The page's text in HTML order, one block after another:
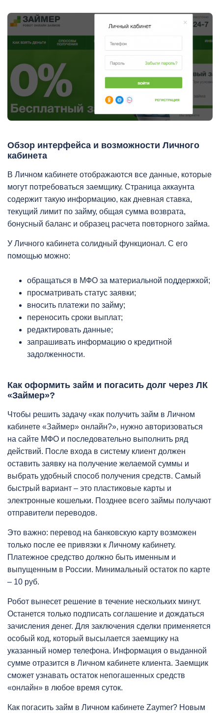
Обзор интерфейса и возможности Личного
кабинета
В Личном кабинете отображаются все данные, которые
могут потребоваться заемщику. Страница аккаунта
содержит такую информацию, как дневная ставка,
текущий лимит по займу, общая сумма возврата,
бонусный баланс и образец расчета повторного займа.
У Личного кабинета солидный функционал. С его
помощью можно:
обращаться в МФО за материальной поддержкой;
просматривать статус заявки;
вносить платежи по займу;
переносить сроки выплат;
редактировать данные;
запрашивать информацию о кредитной
задолженности.
Как оформить займ и погасить долг через ЛК
«Займер»?
Чтобы решить задачу «как получить займ в Личном
кабинете «Займер» онлайн?», нужно авторизоваться
на сайте МФО и последовательно выполнить ряд
действий. После входа в систему клиент должен
оставить заявку на получение желаемой суммы и
выбрать удобный способ получения средств. Самый
быстрый вариант – это пластиковые карты и
электронные кошельки. Позднее всего займы получают
отправители переводов.
Это важно: перевод на банковскую карту возможен
только после ее привязки к Личному кабинету.
Платежное средство должно быть именным и
выпущенным в России. Минимальный остаток по карте
– 10 руб.
Робот вынесет решение в течение нескольких минут.
Останется только подписать соглашение и дождаться
зачисления денег. Для заключения сделки применяется
особый код, который высылается заемщику на
указанный номер телефона. Информация о выданной
сумме отразится в Личном кабинете клиента. Заемщик
сможет узнавать остаток непогашенных средств
«онлайн» в любое время суток.
Как погасить займ в Личном кабинете Zaymer? Новым